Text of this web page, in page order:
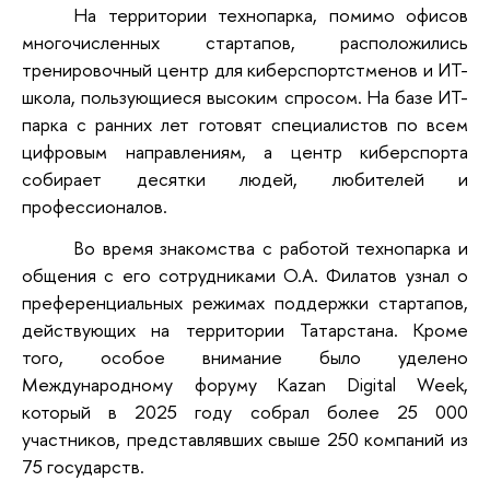
На территории технопарка, помимо офисов
многочисленных стартапов, расположились
тренировочный центр для киберспортстменов и ИТ-
школа, пользующиеся высоким спросом. На базе ИТ-
парка с ранних лет готовят специалистов по всем
цифровым направлениям, а центр киберспорта
собирает десятки людей, любителей и
профессионалов.
Во время знакомства с работой технопарка и
общения с его сотрудниками О.А. Филатов узнал о
преференциальных режимах поддержки стартапов,
действующих на территории Татарстана. Кроме
того, особое внимание было уделено
Международному форуму Kazan Digital Week,
который в 2025 году собрал более 25 000
участников, представлявших свыше 250 компаний из
75 государств.